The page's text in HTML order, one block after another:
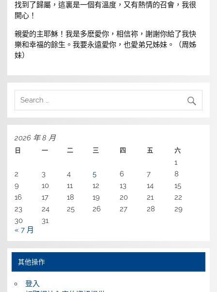
找到了歸屬，這裏是一個有溫度，又有熱情的召會，我很
開心！
親愛的主耶穌！我是多麽愛你，相信祢，謝謝你給了我快
樂和幸福的餘生。我要永遠愛你，也愛弟兄姊妹。（周姊
妹）
2026 年 8 月
日 一 二 三 四 五 六
1
2
3 4 5 6 7
8
9
10 11 12 13 14
15
16
17 18 19 20 21
22
23
24 25 26 27 28
29
30
31
« 7 月
其他操作
登入